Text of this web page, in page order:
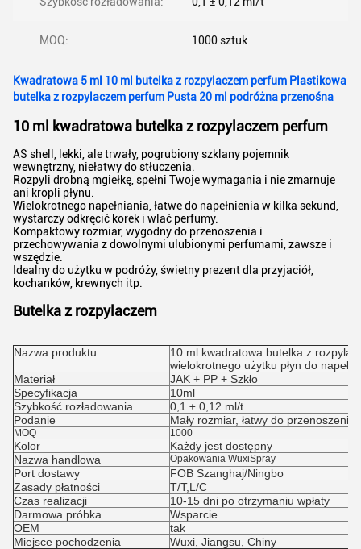
MOQ: 1000 sztuk
Kwadratowa 5 ml 10 ml butelka z rozpylaczem perfum Plastikowa
butelka z rozpylaczem perfum Pusta 20 ml podróżna przenośna
10 ml kwadratowa butelka z rozpylaczem perfum
AS shell, lekki, ale trwały, pogrubiony szklany pojemnik
wewnętrzny, niełatwy do stłuczenia.
Rozpyli drobną mgiełkę, spełni Twoje wymagania i nie zmarnuje
ani kropli płynu.
Wielokrotnego napełniania, łatwe do napełnienia w kilka sekund,
wystarczy odkręcić korek i wlać perfumy.
Kompaktowy rozmiar, wygodny do przenoszenia i
przechowywania z dowolnymi ulubionymi perfumami, zawsze i
wszędzie.
Idealny do użytku w podróży, świetny prezent dla przyjaciół,
kochanków, krewnych itp.
Butelka z rozpylaczem
Nazwa produktu
10 ml kwadratowa butelka z
wielokrotnego użytku płyn do
Materiał
JAK + PP + Szkło
Specyfikacja
10ml
Szybkość rozładowania
0,1 ± 0,12 ml/t
Podanie
Mały rozmiar, łatwy do przenoszenia
MOQ 1000
Kolor
Każdy jest dostępny
Nazwa handlowa
Opakowania WuxiSpray
Port dostawy
FOB Szanghaj/Ningbo
Zasady płatności
T/T,L/C
Czas realizacji
10-15 dni po otrzymaniu wpłaty
Darmowa próbka
Wsparcie
OEM
tak
Miejsce pochodzenia
Wuxi, Jiangsu, Chiny